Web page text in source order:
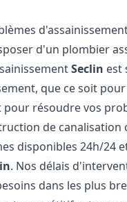
d'un plombier
Seclin est
que ce soit
résoudre vos
de canalisation
disponibles 24h/24
. Nos délais
dans les plus